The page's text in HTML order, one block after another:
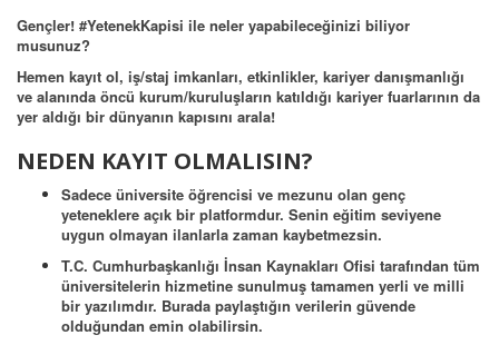
Gençler! #YetenekKapisi ile neler yapabileceğinizi biliyor
musunuz?
Hemen kayıt ol, iş/staj imkanları, etkinlikler, kariyer danışmanlığı
ve alanında öncü kurum/kuruluşların katıldığı kariyer fuarlarının da
yer aldığı bir dünyanın kapısını arala!
NEDEN KAYIT OLMALISIN?
Sadece üniversite öğrencisi ve mezunu olan genç
yeteneklere açık bir platformdur. Senin eğitim seviyene
uygun olmayan ilanlarla zaman kaybetmezsin.
T.C. Cumhurbaşkanlığı İnsan Kaynakları Ofisi tarafından tüm
üniversitelerin hizmetine sunulmuş tamamen yerli ve milli
bir yazılımdır. Burada paylaştığın verilerin güvende
olduğundan emin olabilirsin.